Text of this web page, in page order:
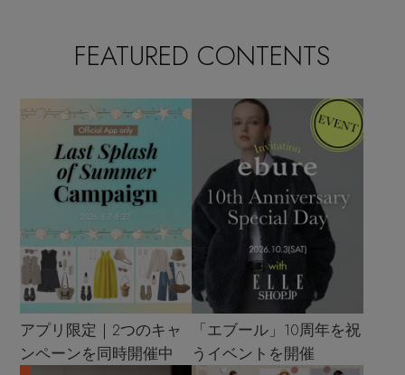
FEATURED CONTENTS
アプリ限定｜2つのキャ
ンペーンを同時開催中
「エブール」10周年を祝
うイベントを開催